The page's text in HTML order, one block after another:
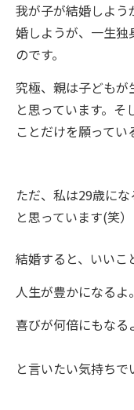
我が子が結婚しよ
婚しようが、一生独
のです。
究極、親は子どもが
と思っています。
ことだけを願ってい
ただ、私は29歳に
と思っています(笑）
結婚すると、いいこ
人生が豊かになるよ。
喜びが何倍にもなる
と言いたい気持ちで